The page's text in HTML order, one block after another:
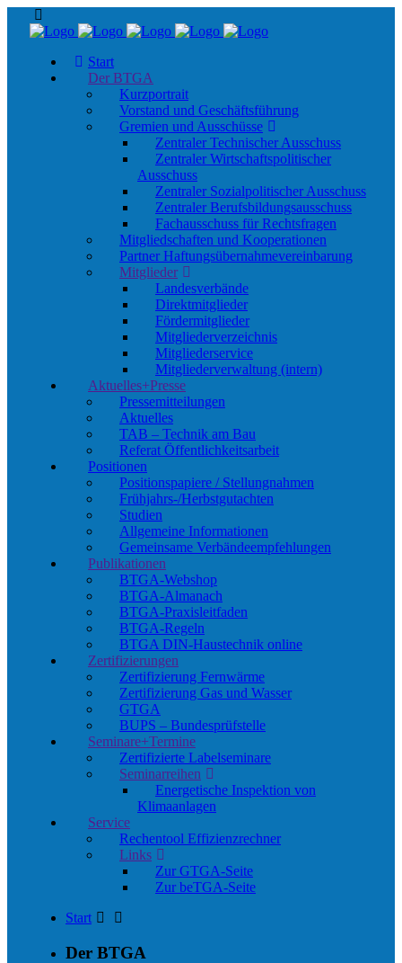
Start
Der BTGA
Kurzportrait
Vorstand und Geschäftsführung
Gremien und Ausschüsse
Zentraler Technischer Ausschuss
Zentraler Wirtschaftspolitischer
Ausschuss
Zentraler Sozialpolitischer Ausschuss
Zentraler Berufsbildungsausschuss
Fachausschuss für Rechtsfragen
Mitgliedschaften und Kooperationen
Partner Haftungs­übernahmevereinbarung
Mitglieder
Landesverbände
Direktmitglieder
Fördermitglieder
Mitgliederverzeichnis
Mitgliederservice
Mitgliederverwaltung (intern)
Aktuelles+Presse
Pressemitteilungen
Aktuelles
TAB – Technik am Bau
Referat Öffentlichkeitsarbeit
Positionen
Positionspapiere / Stellungnahmen
Frühjahrs-/Herbstgutachten
Studien
Allgemeine Informationen
Gemeinsame Verbändeempfehlungen
Publikationen
BTGA-Webshop
BTGA-Almanach
BTGA-Praxisleitfaden
BTGA-Regeln
BTGA DIN-Haustechnik online
Zertifizierungen
Zertifizierung Fernwärme
Zertifizierung Gas und Wasser
GTGA
BUPS – Bundesprüfstelle
Seminare+Termine
Zertifizierte Labelseminare
Seminarreihen
Energetische Inspektion von
Klimaanlagen
Service
Rechentool Effizienzrechner
Links
Zur GTGA-Seite
Zur beTGA-Seite
Start
Der BTGA